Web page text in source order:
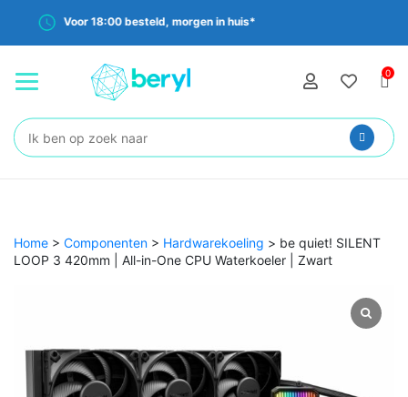
morgen in huis*
0
Zoeken:
Home > Componenten > Hardwarekoeling > be quiet! SILENT
LOOP 3 420mm | All-in-One CPU Waterkoeler | Zwart